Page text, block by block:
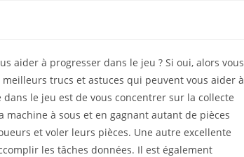
aider à progresser dans le jeu ? Si oui, alors vous
trucs et astuces qui peuvent vous aider à
le jeu est de vous concentrer sur la collecte
à sous et en gagnant autant de pièces
et voler leurs pièces. Une autre excellente
les tâches données. Il est également